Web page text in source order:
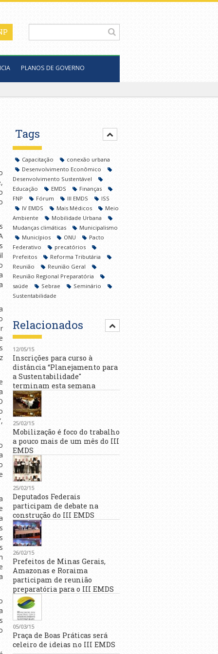
PLANOS DE GOVERNO
Tags
Capacitação
conexão urbana
Desenvolvimento Econômico
Desenvolvimento Sustentável
Educação
EMDS
Finanças
FNP
Fórum III EMDS
ISS
IV EMDS
Mais Médicos
Meio
Ambiente
Mobilidade Urbana
Mudanças climáticas
Municipalismo
Municípios
ONU
Pacto
Federativo
precatórios
Prefeitos
Reforma Tributária
Reunião
Reunião Geral
Reunião Regional Preparatória
saúde
Sebrae
Seminário
Sustentabilidade
Relacionados
12/05/15
Inscrições para curso à
distância “Planejamento para
a Sustentabilidade"
terminam esta semana
25/02/15
Mobilização é foco do trabalho
a pouco mais de um mês do III
EMDS
25/02/15
Deputados Federais
participam de debate na
construção do III EMDS
26/02/15
Prefeitos de Minas Gerais,
Amazonas e Roraima
participam de reunião
preparatória para o III EMDS
05/03/15
Praça de Boas Práticas será
celeiro de ideias no III EMDS